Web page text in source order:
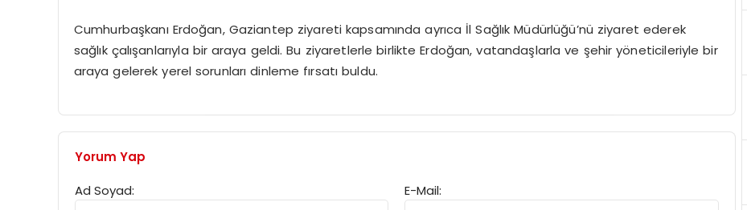
Cumhurbaşkanı Erdoğan, Gaziantep ziyareti kapsamında ayrıca İl Sağlık Müdürlüğü’nü ziyaret ederek
sağlık çalışanlarıyla bir araya geldi. Bu ziyaretlerle birlikte Erdoğan, vatandaşlarla ve şehir yöneticileriyle bir
araya gelerek yerel sorunları dinleme fırsatı buldu.
Yorum Yap
Ad Soyad:
E-Mail: